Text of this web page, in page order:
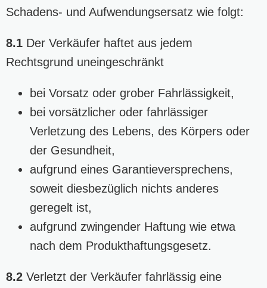
Schadens- und Aufwendungsersatz wie folgt:
8.1 Der Verkäufer haftet aus jedem
Rechtsgrund uneingeschränkt
bei Vorsatz oder grober Fahrlässigkeit,
bei vorsätzlicher oder fahrlässiger
Verletzung des Lebens, des Körpers oder
der Gesundheit,
aufgrund eines Garantieversprechens,
soweit diesbezüglich nichts anderes
geregelt ist,
aufgrund zwingender Haftung wie etwa
nach dem Produkthaftungsgesetz.
8.2 Verletzt der Verkäufer fahrlässig eine